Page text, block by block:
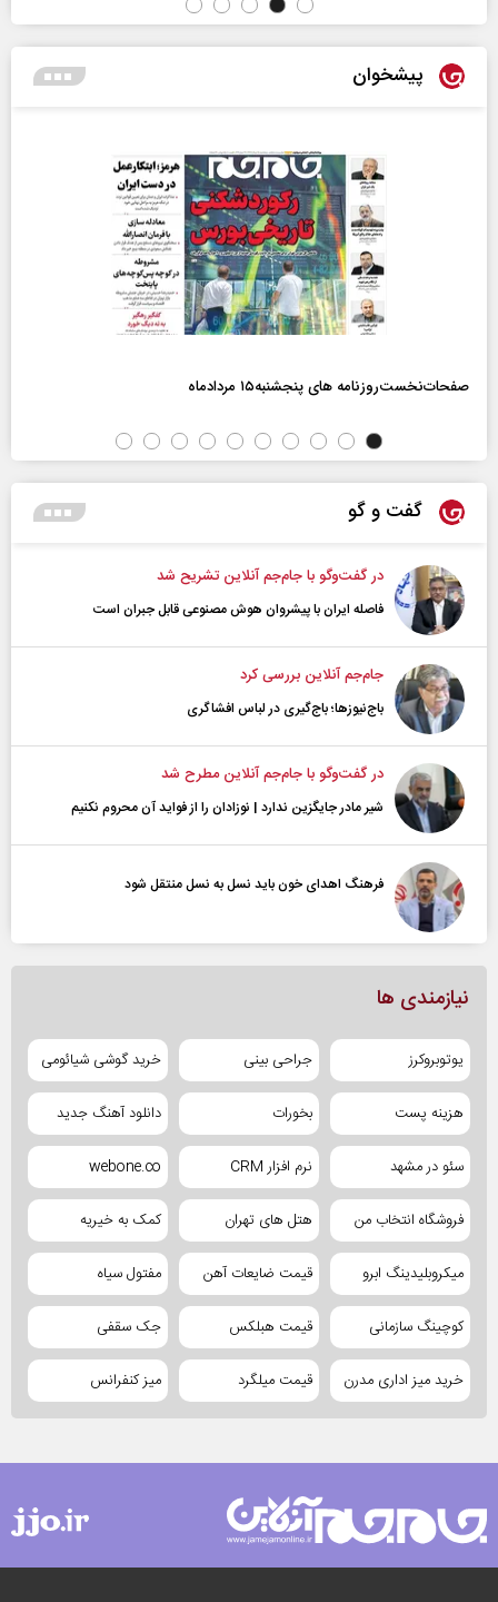
پیشخوان
صفحات‌نخست‌روزنامه ها‌ی پنجشنبه‌۱۵ مردادماه
گفت و گو
در گفت‌و‌گو با جام‌جم آنلاین تشریح شد
فاصله ایران با پیشرو‌ان هوش مصنوعی قابل جبران است
جام‌جم آنلاین بررسی کرد
باج‌نیوزها؛ باج‌گیری در لباس افشاگری
در گفت‌و‌گو با جام‌جم آنلاین مطرح شد
شیر مادر جایگزین ندارد | نوزادان را از فواید آن محروم نکنیم
فرهنگ اهدای خون باید نسل به نسل منتقل شود
نیازمندی ها
یوتوبروکرز جراحی بینی خرید گوشی شیائومی
هزینه پست بخورات دانلود آهنگ جدید
سئو در مشهد نرم افزار CRM webone.co
فروشگاه انتخاب من هتل های تهران کمک به خیریه
میکروبلیدینگ ابرو قیمت ضایعات آهن مفتول سیاه
کوچینگ سازمانی قیمت هبلکس جک سقفی
خرید میز اداری مدرن قیمت میلگرد میز کنفرانس